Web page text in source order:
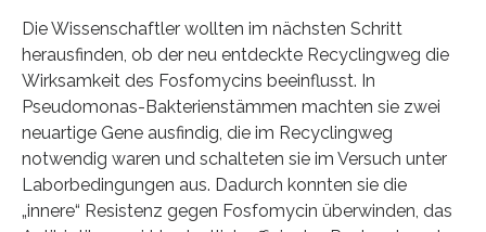
Die Wissenschaftler wollten im nächsten Schritt
herausfinden, ob der neu entdeckte Recyclingweg die
Wirksamkeit des Fosfomycins beeinflusst. In
Pseudomonas-Bakterienstämmen machten sie zwei
neuartige Gene ausfindig, die im Recyclingweg
notwendig waren und schalteten sie im Versuch unter
Laborbedingungen aus. Dadurch konnten sie die
„innere“ Resistenz gegen Fosfomycin überwinden, das